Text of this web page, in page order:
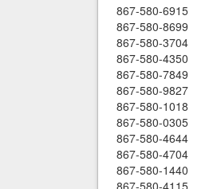
867-580-6915
867-580-8699
867-580-3704
867-580-4350
867-580-7849
867-580-9827
867-580-1018
867-580-0305
867-580-4644
867-580-4704
867-580-1440
867-580-4115